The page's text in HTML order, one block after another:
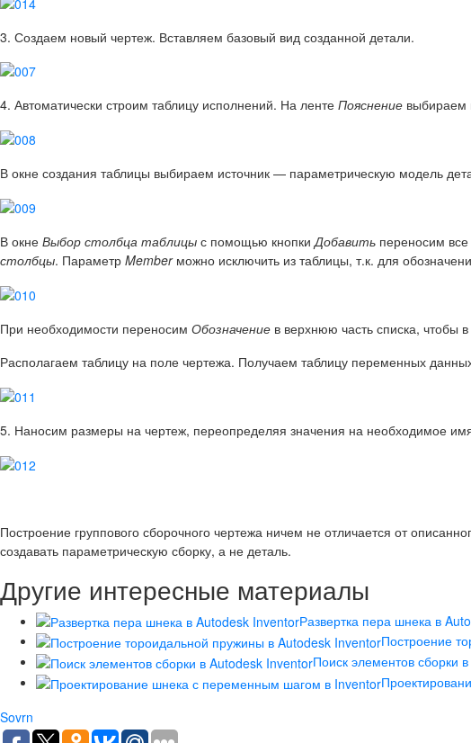
3. Создаем новый чертеж. Вставляем базовый вид созданной детали.
4. Автоматически строим таблицу исполнений. На ленте Пояснение выбираем
В окне создания таблицы выбираем источник — параметрическую модель
В окне Выбор столбца таблицы с помощью кнопкиДобавить переносим
столбцы. Параметр Memberможно исключить из таблицы, т.к. для
При необходимости переносим Обозначение в верхнюю часть списка, чтобы
Располагаем таблицу на поле чертежа. Получаем таблицу переменных
5. Наносим размеры на чертеж, переопределяя значения на необходимое
Построение группового сборочного чертежа ничем не отличается от
создавать параметрическую сборку, а не деталь.
Другие интересные материалы
Развертка пера шнека в
Построение
Поиск элементов сборки
Sovrn